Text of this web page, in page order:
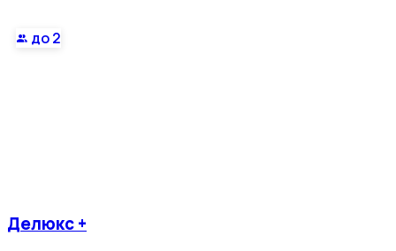
до 2
Делюкс +